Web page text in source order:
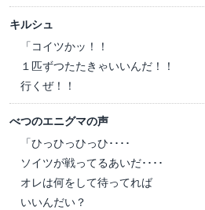
キルシュ
「コイツかッ！！
１匹ずつたたきゃいいんだ！！
行くぜ！！
べつのエニグマの声
「ひっひっひっひ････
ソイツが戦ってるあいだ････
オレは何をして待ってれば
いいんだい？